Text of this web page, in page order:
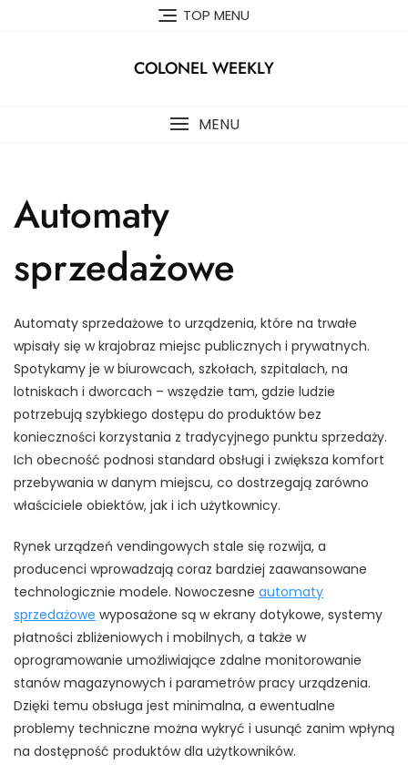
TOP MENU
COLONEL WEEKLY
MENU
Automaty
sprzedażowe
Automaty sprzedażowe to urządzenia, które na trwałe
wpisały się w krajobraz miejsc publicznych i prywatnych.
Spotykamy je w biurowcach, szkołach, szpitalach, na
lotniskach i dworcach – wszędzie tam, gdzie ludzie
potrzebują szybkiego dostępu do produktów bez
konieczności korzystania z tradycyjnego punktu sprzedaży.
Ich obecność podnosi standard obsługi i zwiększa komfort
przebywania w danym miejscu, co dostrzegają zarówno
właściciele obiektów, jak i ich użytkownicy.
Rynek urządzeń vendingowych stale się rozwija, a
producenci wprowadzają coraz bardziej zaawansowane
technologicznie modele. Nowoczesne automaty
sprzedażowe wyposażone są w ekrany dotykowe, systemy
płatności zbliżeniowych i mobilnych, a także w
oprogramowanie umożliwiające zdalne monitorowanie
stanów magazynowych i parametrów pracy urządzenia.
Dzięki temu obsługa jest minimalna, a ewentualne
problemy techniczne można wykryć i usunąć zanim wpłyną
na dostępność produktów dla użytkowników.